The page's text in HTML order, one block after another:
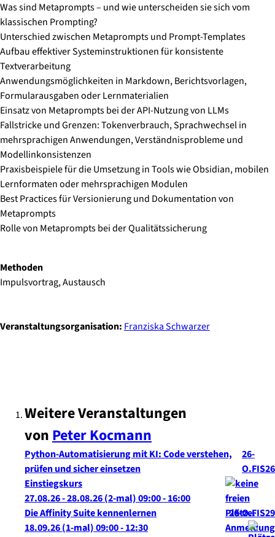
Was sind Metaprompts – und wie unterscheiden sie sich vom
klassischen Prompting?
Unterschied zwischen Metaprompts und Prompt-Templates
Aufbau effektiver Systeminstruktionen für konsistente
Textverarbeitung
Anwendungsmöglichkeiten in Markdown, Berichtsvorlagen,
Formularausgaben oder Lernmaterialien
Einsatz von Metaprompts bei der API-Nutzung von LLMs
Fallstricke und Grenzen: Tokenverbrauch, Sprachwechsel in
mehrsprachigen Anwendungen, Verständnisprobleme und
Modellinkonsistenzen
Praxisbeispiele für die Umsetzung in Tools wie Obsidian, mobilen
Lernformaten oder mehrsprachigen Modulen
Best Practices für Versionierung und Dokumentation von
Metaprompts
Rolle von Metaprompts bei der Qualitätssicherung
Methoden
Impulsvortrag, Austausch
Veranstaltungsorganisation: Franziska Schwarzer
Weitere Veranstaltungen
vonPeterKocmann
Python-Automatisierung mit KI: Code verstehen,
prüfen und sicher einsetzen
26-
O.FIS26
Einstiegskurs
27.08.26 - 28.08.26(2-mal)09:00- 16:00
Die Affinity Suite kennenlernen
26-O.FIS29
18.09.26(1-mal)09:00- 12:30